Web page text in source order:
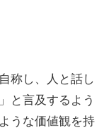
称し、人と話し
と言及するよう
うな価値観を持